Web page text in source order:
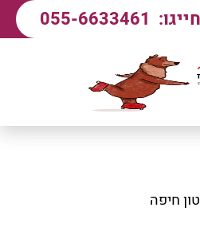
חייגו: 055-6633461
חיפה